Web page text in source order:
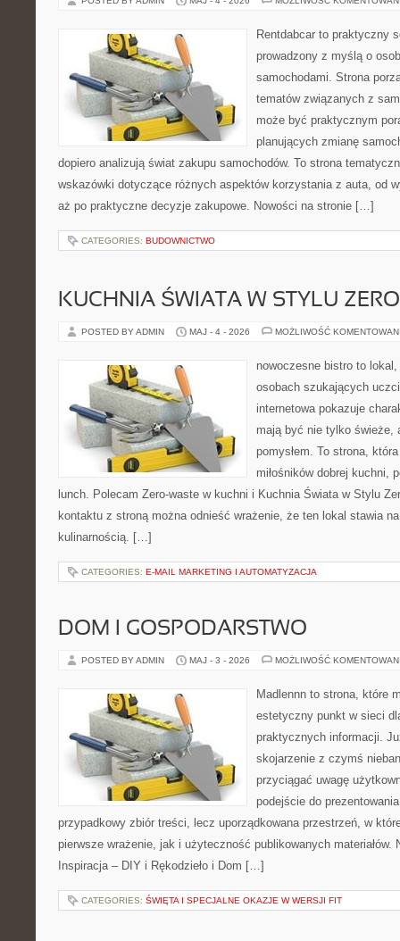
Rentdabcar to praktyczny
prowadzony z myślą o
samochodami. Strona
tematów związanych z
może być praktycznym
planujących zmianę
dopiero analizują świat zakupu samochodów. To strona
wskazówki dotyczące różnych aspektów korzystania z auta, od
aż po praktyczne decyzje zakupowe. Nowości na stronie […]
CATEGORIES: BUDOWNICTWO
KUCHNIA ŚWIATA W STYLU
POSTED BY ADMIN MAJ - 4 - 2026 MOŻLIWOŚĆ
nowoczesne bistro to
osobach szukających
internetowa pokazuje
mają być nie tylko świeże,
pomysłem. To strona,
miłośników dobrej kuchni,
lunch. Polecam Zero-waste w kuchni i Kuchnia Świata w Stylu
kontaktu z stroną można odnieść wrażenie, że ten lokal stawia
kulinarnością. […]
CATEGORIES: E-MAIL MARKETING I AUTOMATYZACJA
DOM I GOSPODARSTWO
POSTED BY ADMIN MAJ - 3 - 2026 MOŻLIWOŚĆ
Madlennn to strona, które
estetyczny punkt w sieci
praktycznych informacji.
skojarzenie z czymś
przyciągać uwagę
podejście do
przypadkowy zbiór treści, lecz uporządkowana przestrzeń, w
pierwsze wrażenie, jak i użyteczność publikowanych materiałów.
Inspiracja – DIY i Rękodzieło i Dom […]
CATEGORIES: ŚWIĘTA I SPECJALNE OKAZJE W WERSJI FIT